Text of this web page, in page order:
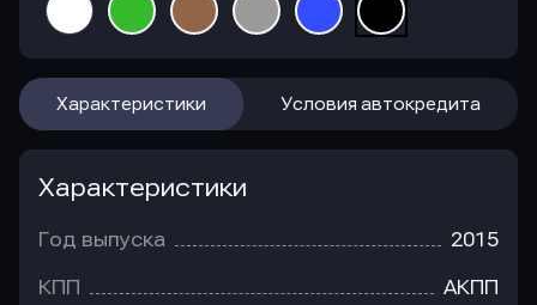
Характеристики Условия автокредита
Характеристики
Год выпуска 2015
КПП АКПП